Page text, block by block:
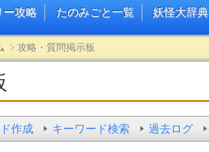
ー攻略 たのみごと一覧 妖怪大辞典
攻略・質問掲示板
作成 キーワード検索 過去ログ